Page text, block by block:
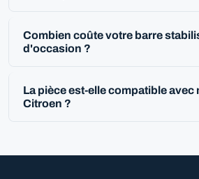
Combien coûte votre barre
d'occasion ?
La pièce est-elle compatible avec
Citroen ?